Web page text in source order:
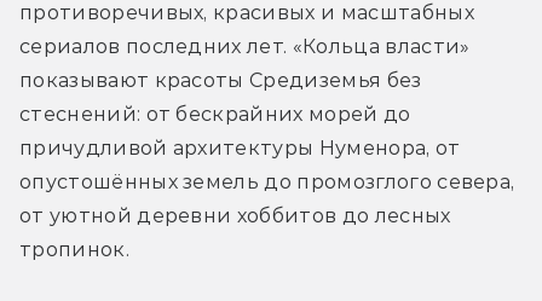
противоречивых, красивых и масштабных
сериалов последних лет. «Кольца власти»
показывают красоты Средиземья без
стеснений: от бескрайних морей до
причудливой архитектуры Нуменора, от
опустошённых земель до промозглого севера,
от уютной деревни хоббитов до лесных
тропинок.